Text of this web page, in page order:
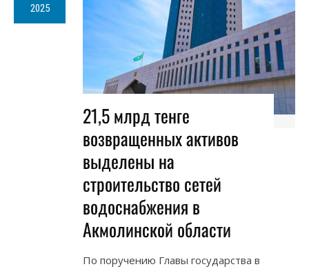
2025
21,5 млрд тенге
возвращенных активов
выделены на
строительство сетей
водоснабжения в
Акмолинской области
По поручению Главы государства в